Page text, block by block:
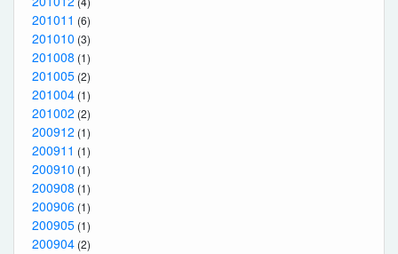
201011 (6)
201010 (3)
201008 (1)
201005 (2)
201004 (1)
201002 (2)
200912 (1)
200911 (1)
200910 (1)
200908 (1)
200906 (1)
200905 (1)
200904 (2)